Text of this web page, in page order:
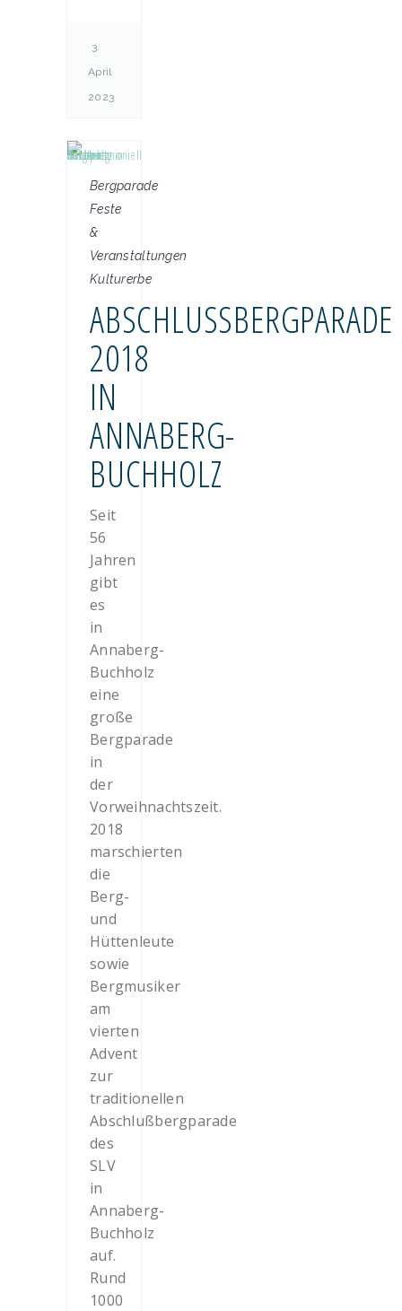
3.
April
2023
Bergparade
Feste
&
Veranstaltungen
Kulturerbe
ABSCHLUSSBERGPARADE 2
018 I
N A
NNABERG-B
UCHHOLZ
Seit
56
Jahren
gibt
es
in
Annaberg-
Buchholz
eine
große
Bergparade
in
der
Vorweihnachtszeit.
2018
marschierten
die
Berg-
und
Hüttenleute
sowie
Bergmusiker
am
vierten
Advent
zur
traditionellen
Abschlußbergparade
des
SLV
in
Annaberg-
Buchholz
auf.
Rund
1000